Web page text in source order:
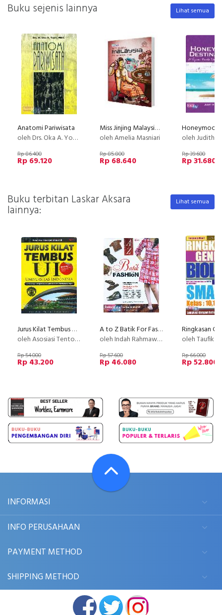
Buku sejenis lainnya Lihat semua
Anatomi Pariwisata
oleh Drs. Oka A. Yoeti
Rp 86.400
Rp 69.120
Miss Jinjing Malaysia Belanja Sampai Mati
oleh Amelia Masniari
Rp 85.800
Rp 68.640
oleh Judith
Rp 39.600
Rp 31.680
Buku terbitan Laskar Aksara
lainnya:
Lihat semua
Jurus Kilat Tembus UI (Universitas Indonesia) Dilengkapi Dengan Kunci Jawaban dan Pembahasannya
oleh Asosiasi Tentor Indonesia
Rp 54.000
Rp 43.200
A to Z Batik For Fashion
oleh Indah Rahmawati
Rp 57.600
Rp 46.080
oleh Taufik
Rp 66.000
Rp 52.800
INFORMASI
INFO PERUSAHAAN
PAYMENT METHOD
SHIPPING METHOD